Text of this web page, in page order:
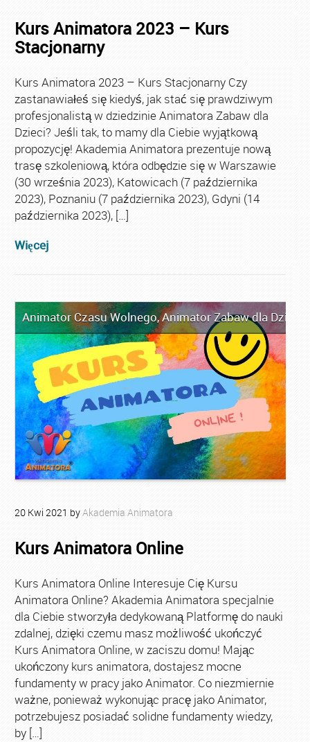
Kurs Animatora 2023 – Kurs
Stacjonarny
Kurs Animatora 2023 – Kurs Stacjonarny Czy
zastanawiałeś się kiedyś, jak stać się prawdziwym
profesjonalistą w dziedzinie Animatora Zabaw dla
Dzieci? Jeśli tak, to mamy dla Ciebie wyjątkową
propozycję! Akademia Animatora prezentuje nową
trasę szkoleniową, która odbędzie się w Warszawie
(30 września 2023), Katowicach (7 października
2023), Poznaniu (7 października 2023), Gdyni (14
października 2023), […]
Więcej
Animator Czasu Wolnego,Animator Zabaw dla Dzieci
20 Kwi 2021 byAkademia Animatora
Kurs Animatora Online
Kurs Animatora Online Interesuje Cię Kursu
Animatora Online? Akademia Animatora specjalnie
dla Ciebie stworzyła dedykowaną Platformę do nauki
zdalnej, dzięki czemu masz możliwość ukończyć
Kurs Animatora Online, w zaciszu domu! Mając
ukończony kurs animatora, dostajesz mocne
fundamenty w pracy jako Animator. Co niezmiernie
ważne, ponieważ wykonując pracę jako Animator,
potrzebujesz posiadać solidne fundamenty wiedzy,
by […]